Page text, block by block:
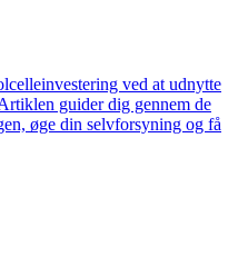
ved at udnytte
guider dig gennem de
øge din selvforsyning og få